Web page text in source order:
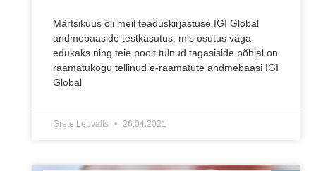
Märtsikuus oli meil teaduskirjastuse IGI Global
andmebaaside testkasutus, mis osutus väga
edukaks ning teie poolt tulnud tagasiside põhjal on
raamatukogu tellinud e-raamatute andmebaasi IGI
Global
Grete Lepvalts 26.04.2021